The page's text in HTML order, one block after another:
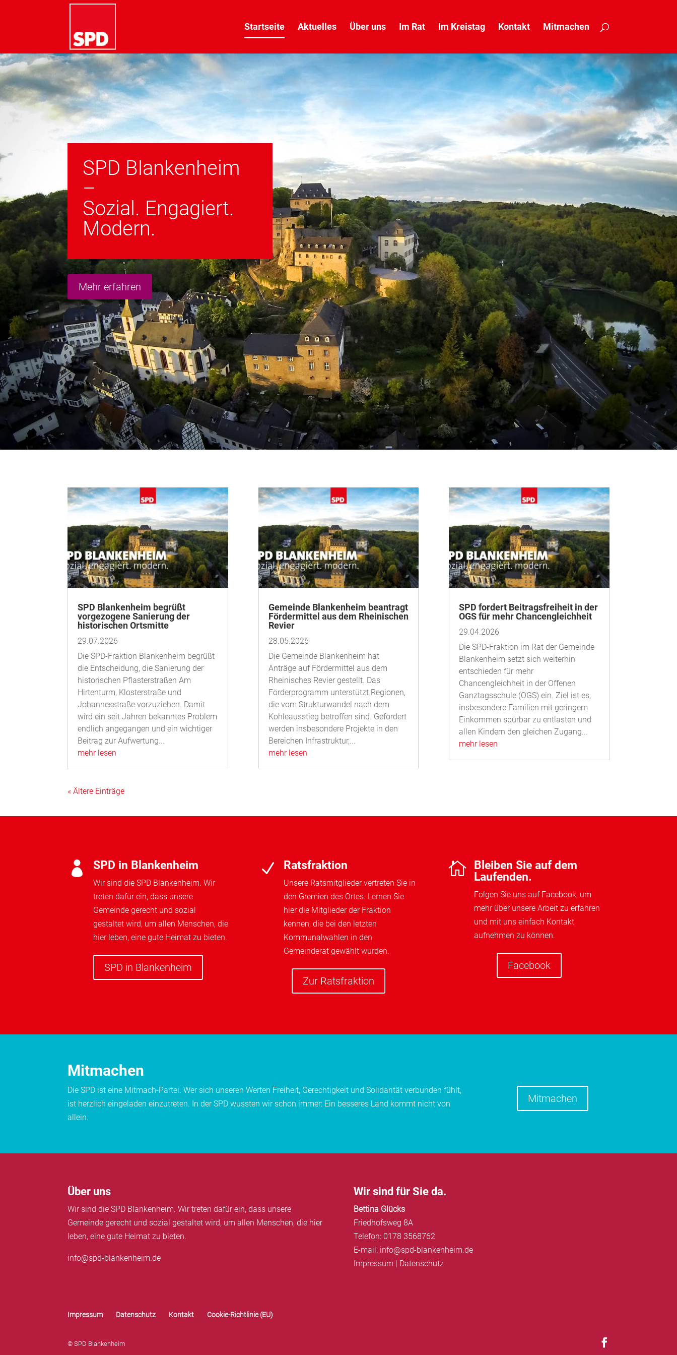
Startseite Aktuelles Über uns Im Rat Im Kreistag Kontakt Mitmachen
SPD Blankenheim
–
Sozial. Engagiert.
Modern.
Mehr erfahren
SPD Blankenheim begrüßt
vorgezogene Sanierung der
historischen Ortsmitte
29.07.2026
Die SPD-Fraktion Blankenheim begrüßt
die Entscheidung, die Sanierung der
historischen Pflasterstraßen Am
Hirtenturm, Klosterstraße und
Johannesstraße vorzuziehen. Damit
wird ein seit Jahren bekanntes Problem
endlich angegangen und ein wichtiger
Beitrag zur Aufwertung...
mehr lesen
Gemeinde Blankenheim beantragt
Fördermittel aus dem Rheinischen
Revier
28.05.2026
Die Gemeinde Blankenheim hat
Anträge auf Fördermittel aus dem
Rheinisches Revier gestellt. Das
Förderprogramm unterstützt Regionen,
die vom Strukturwandel nach dem
Kohleausstieg betroffen sind. Gefördert
werden insbesondere Projekte in den
Bereichen Infrastruktur,...
mehr lesen
SPD fordert Beitragsfreiheit in der
OGS für mehr Chancengleichheit
29.04.2026
Die SPD-Fraktion im Rat der Gemeinde
Blankenheim setzt sich weiterhin
entschieden für mehr
Chancengleichheit in der Offenen
Ganztagsschule (OGS) ein. Ziel ist es,
insbesondere Familien mit geringem
Einkommen spürbar zu entlasten und
allen Kindern den gleichen Zugang...
mehr lesen
« Ältere Einträge
 SPD in Blankenheim
Wir sind die SPD Blankenheim. Wir
treten dafür ein, dass unsere
Gemeinde gerecht und sozial
gestaltet wird, um allen Menschen, die
hier leben, eine gute Heimat zu bieten.
SPD in Blankenheim
N Ratsfraktion
Unsere Ratsmitglieder vertreten Sie in
den Gremien des Ortes. Lernen Sie
hier die Mitglieder der Fraktion
kennen, die bei den letzten
Kommunalwahlen in den
Gemeinderat gewählt wurden.
Zur Ratsfraktion
 Bleiben Sie auf dem
Laufenden.
Folgen Sie uns auf Facebook, um
mehr über unsere Arbeit zu erfahren
und mit uns einfach Kontakt
aufnehmen zu können.
Facebook
Mitmachen
Die SPD ist eine Mitmach-Partei. Wer sich unseren Werten Freiheit, Gerechtigkeit und Solidarität verbunden fühlt,
ist herzlich eingeladen einzutreten. In der SPD wussten wir schon immer: Ein besseres Land kommt nicht von
allein.
Mitmachen
Über uns
Wir sind die SPD Blankenheim. Wir treten dafür ein, dass unsere
Gemeinde gerecht und sozial gestaltet wird, um allen Menschen, die hier
leben, eine gute Heimat zu bieten.
info@spd-blankenheim.de
Wir sind für Sie da.
Bettina Glücks
Friedhofsweg 8A
Telefon: 0178 3568762
E-mail: info@spd-blankenheim.de
Impressum | Datenschutz
Impressum Datenschutz Kontakt Cookie-Richtlinie (EU)
© SPD Blankenheim